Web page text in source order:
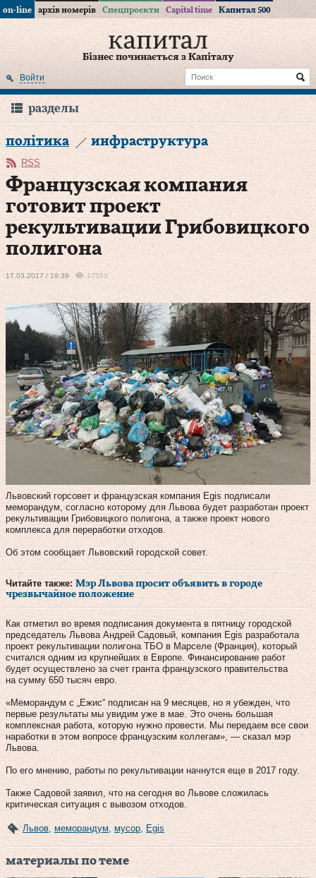
on-line архів номерів Спецпроекти Capital time Капитал 500
Бізнес починається з Капіталу
Войти
разделы
політика инфраструктура
RSS
Французская компания
готовит проект
рекультивации Грибовицкого
полигона
17.03.2017 / 19:39 17553
Львовский горсовет и французская компания Egis подписали
меморандум, согласно которому для Львова будет разработан проект
рекультивации Грибовицкого полигона, а также проект нового
комплекса для переработки отходов.
Об этом сообщает Львовский городской совет.
Читайте также: Мэр Львова просит объявить в городе
чрезвычайное положение
Как отметил во время подписания документа в пятницу городской
председатель Львова Андрей Садовый, компания Egis разработала
проект рекультивации полигона ТБО в Марселе (Франция), который
считался одним из крупнейших в Европе. Финансирование работ
будет осуществлено за счет гранта французского правительства
на сумму 650 тысяч евро.
«Меморандум с „Ежис“ подписан на 9 месяцев, но я убежден, что
первые результаты мы увидим уже в мае. Это очень большая
комплексная работа, которую нужно провести. Мы передаем все свои
наработки в этом вопросе французским коллегам», — сказал мэр
Львова.
По его мнению, работы по рекультивации начнутся еще в 2017 году.
Также Садовой заявил, что на сегодня во Львове сложилась
критическая ситуация с вывозом отходов.
Львов меморандум мусор Egis
материалы по теме